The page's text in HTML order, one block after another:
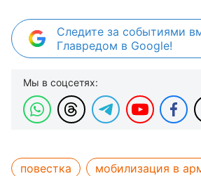
Следите за событиями
Главредом в Google!
Мы в соцсетях:
повестка мобилизация в